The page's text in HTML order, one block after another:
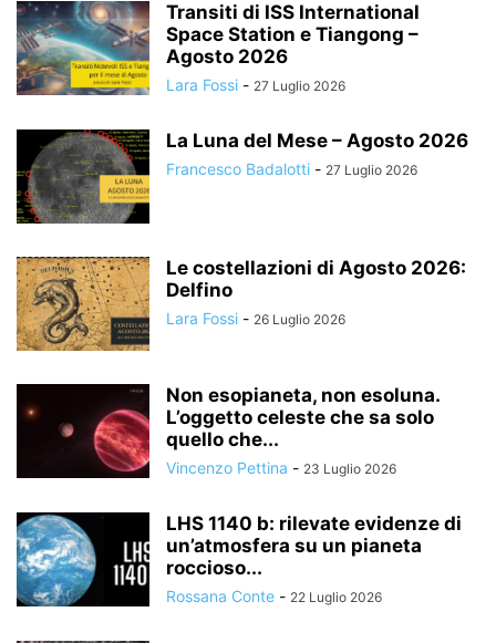
Transiti di ISS International
Space Station e Tiangong –
Agosto 2026
Lara Fossi - 27 Luglio 2026
La Luna del Mese – Agosto 2026
Francesco Badalotti - 27 Luglio 2026
Le costellazioni di Agosto 2026:
Delfino
Lara Fossi - 26 Luglio 2026
Non esopianeta, non esoluna.
L’oggetto celeste che sa solo
quello che...
Vincenzo Pettina - 23 Luglio 2026
LHS 1140 b: rilevate evidenze di
un’atmosfera su un pianeta
roccioso...
Rossana Conte - 22 Luglio 2026